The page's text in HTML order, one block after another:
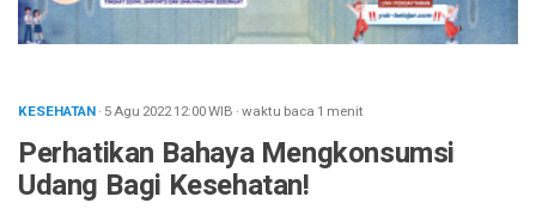
KESEHATAN· 5 Agu 202212:00WIB ·waktu baca 1 menit
Perhatikan Bahaya Mengkonsumsi
Udang Bagi Kesehatan!